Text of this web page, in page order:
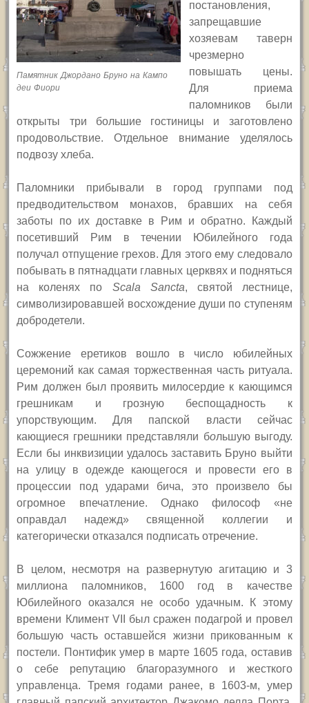
Памятник Джордано Бруно на Кампо
деи Фиори
постановления,
запрещавшие
хозяевам таверн
чрезмерно
повышать цены.
Для приема
паломников были
открыты три большие гостиницы и заготовлено
продовольствие. Отдельное внимание уделялось
подвозу хлеба.
Паломники прибывали в город группами под
предводительством монахов, бравших на себя
заботы по их доставке в Рим и обратно. Каждый
посетивший Рим в течении Юбилейного года
получал отпущение грехов. Для этого ему следовало
побывать в пятнадцати главных церквях и подняться
на коленях по Scala Sancta, святой лестнице,
символизировавшей восхождение души по ступеням
добродетели.
Сожжение еретиков вошло в число юбилейных
церемоний как самая торжественная часть ритуала.
Рим должен был проявить милосердие к кающимся
грешникам и грозную беспощадность к
упорствующим. Для папской власти сейчас
кающиеся грешники представляли большую выгоду.
Если бы инквизиции удалось заставить Бруно выйти
на улицу в одежде кающегося и провести его в
процессии под ударами бича, это произвело бы
огромное впечатление. Однако философ «не
оправдал надежд» священной коллегии и
категорически отказался подписать отречение.
В целом, несмотря на развернутую агитацию и 3
миллиона паломников, 1600 год в качестве
Юбилейного оказался не особо удачным. К этому
времени Климент VII был сражен подагрой и провел
большую часть оставшейся жизни прикованным к
постели. Понтифик умер в марте 1605 года, оставив
о себе репутацию благоразумного и жесткого
управленца. Тремя годами ранее, в 1603-м, умер